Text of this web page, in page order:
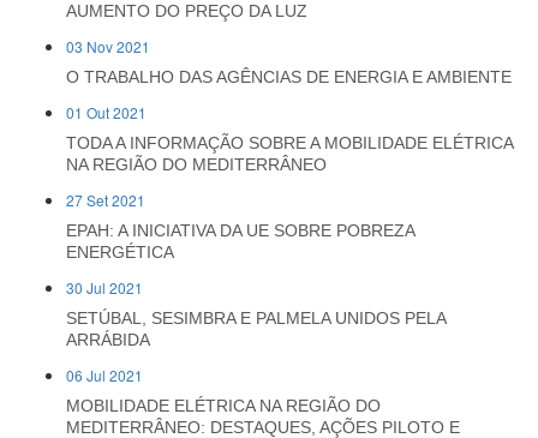
AUMENTO DO PREÇO DA LUZ
03 Nov 2021
O TRABALHO DAS AGÊNCIAS DE ENERGIA E AMBIENTE
01 Out 2021
TODA A INFORMAÇÃO SOBRE A MOBILIDADE ELÉTRICA
NA REGIÃO DO MEDITERRÂNEO
27 Set 2021
EPAH: A INICIATIVA DA UE SOBRE POBREZA
ENERGÉTICA
30 Jul 2021
SETÚBAL, SESIMBRA E PALMELA UNIDOS PELA
ARRÁBIDA
06 Jul 2021
MOBILIDADE ELÉTRICA NA REGIÃO DO
MEDITERRÂNEO: DESTAQUES, AÇÕES PILOTO E